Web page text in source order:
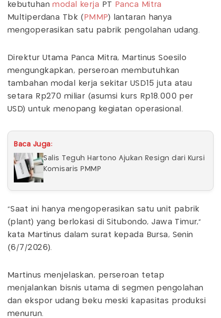
kebutuhanmodal kerja PT
Panca Mitra
Multiperdana Tbk ( PMMP) lantaran hanya
mengoperasikan satu pabrik pengolahan udang.
Direktur Utama Panca Mitra, Martinus Soesilo
mengungkapkan, perseroan membutuhkan
tambahan modal kerja sekitar USD15 juta atau
setara Rp270 miliar (asumsi kurs Rp18.000 per
USD) untuk menopang kegiatan operasional.
Baca Juga:
Salis Teguh Hartono Ajukan Resign dari Kursi
Komisaris PMMP
"Saat ini hanya mengoperasikan satu unit pabrik
(plant) yang berlokasi di Situbondo, Jawa Timur,"
kata Martinus dalam surat kepada Bursa, Senin
(6/7/2026).
Martinus menjelaskan, perseroan tetap
menjalankan bisnis utama di segmen pengolahan
dan ekspor udang beku meski kapasitas produksi
menurun.